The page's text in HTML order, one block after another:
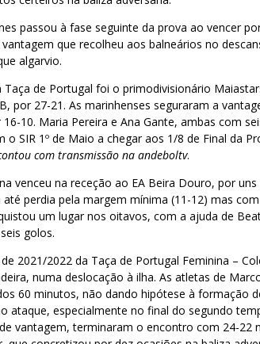
passou à fase seguinte da prova ao vencer
que recolheu aos balneários no
algarvio.
de Portugal foi o primodivisionário
por 27-21. As marinhenses seguraram a
10. Maria Pereira e Ana Gante, ambas com
o SIR 1º de Maio a chegar aos 1/8 de Final da
com transmissão na andeboltv.
venceu na receção ao EA Beira Douro, por
perdia pela margem mínima (11-12) mas
um lugar nos oitavos, com a ajuda de
golos.
2021/2022 da Taça de Portugal Feminina –
numa deslocação à ilha. As atletas de
60 minutos, não dando hipótese à formação
ataque, especialmente no final do segundo
vantagem, terminaram o encontro com 24-22